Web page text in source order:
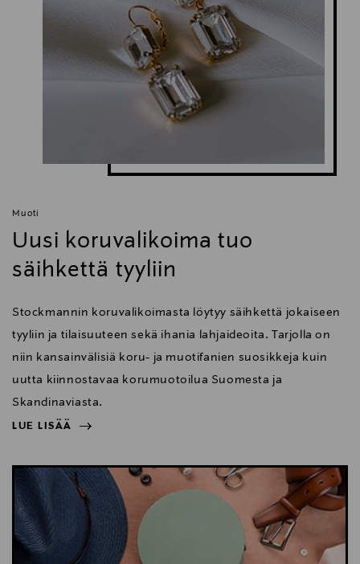
Muoti
Uusi koruvalikoima tuo
säihkettä tyyliin
Stockmannin koruvalikoimasta löytyy säihkettä jokaiseen
tyyliin ja tilaisuuteen sekä ihania lahjaideoita. Tarjolla on
niin kansainvälisiä koru- ja muotifanien suosikkeja kuin
uutta kiinnostavaa korumuotoilua Suomesta ja
Skandinaviasta.
LUE LISÄÄ
LUE LISÄÄ